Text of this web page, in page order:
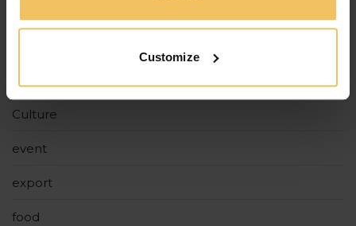
Customize
Culture
event
export
food